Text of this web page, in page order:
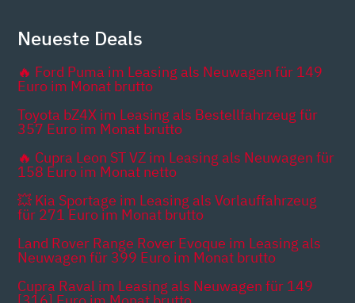
Neueste Deals
🔥 Ford Puma im Leasing als Neuwagen für 149
Euro im Monat brutto
Toyota bZ4X im Leasing als Bestellfahrzeug für
357 Euro im Monat brutto
🔥 Cupra Leon ST VZ im Leasing als Neuwagen für
158 Euro im Monat netto
💥 Kia Sportage im Leasing als Vorlauffahrzeug
für 271 Euro im Monat brutto
Land Rover Range Rover Evoque im Leasing als
Neuwagen für 399 Euro im Monat brutto
Cupra Raval im Leasing als Neuwagen für 149